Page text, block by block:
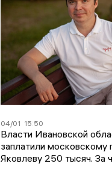
04/01 15:50
Власти Ивановской
заплатили московскому
Яковлеву 250 тысяч. За